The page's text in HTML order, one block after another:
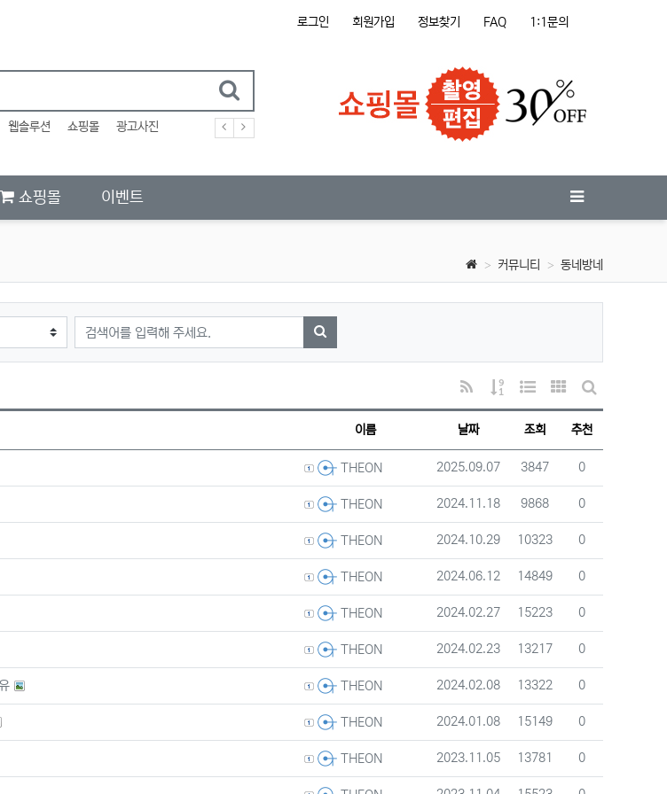
로그인 회원가입 정보찾기 FAQ 1:1문의
웹솔루션 쇼핑몰 광고사진
쇼핑몰 이벤트
커뮤니티 동네방네
검색어
검색하기
RSS
게시물 정렬
웹진 스타일갤러리 스타일
게시판 검색
이름 날짜 조회 추천
등록자THEON 등록일
2025.09.07 조회
3847 추천
0
등록자THEON 등록일
2024.11.18 조회
9868 추천
0
등록자THEON 등록일
2024.10.29 조회
10323 추천
0
등록자THEON 등록일
2024.06.12 조회
14849 추천
0
등록자THEON 등록일
2024.02.27 조회
15223 추천
0
등록자THEON 등록일
2024.02.23 조회
13217 추천
0
등록자THEON 등록일
2024.02.08 조회
13322 추천
0
등록자THEON 등록일
2024.01.08 조회
15149 추천
0
등록자THEON 등록일
2023.11.05 조회
13781 추천
0